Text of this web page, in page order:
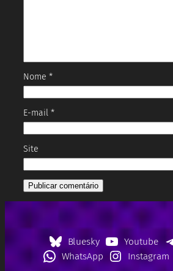
Nome *
E-mail *
Site
Bluesky Youtube
WhatsApp
Instagram